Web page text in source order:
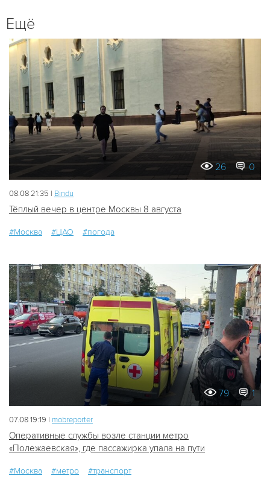
Ещё
26 0
08.08 21:35 | Bindu
Тёплый вечер в центре Москвы 8 августа
#Москва #ЦАО #погода
79 1
07.08 19:19 | mobreporter
Оперативные службы возле станции метро
«Полежаевская», где пассажирка упала на пути
#Москва #метро #транспорт